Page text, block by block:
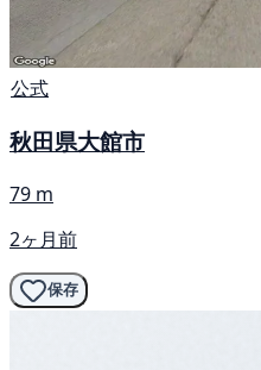
公式
秋田県大館市
79 m
2ヶ月前
保存